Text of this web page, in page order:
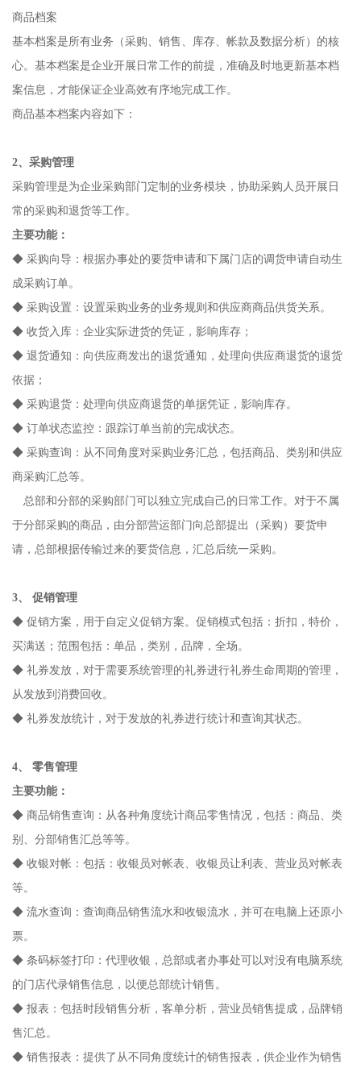
商品档案
基本档案是所有业务（采购、销售、库存、帐款及数据分析）的核
心。基本档案是企业开展日常工作的前提，准确及时地更新基本档
案信息，才能保证企业高效有序地完成工作。
商品基本档案内容如下：
2、 采购管理
采购管理是为企业采购部门定制的业务模块，协助采购人员开展日
常的采购和退货等工作。
主要功能：
◆ 采购向导：根据办事处的要货申请和下属门店的调货申请自动生
成采购订单。
◆ 采购设置：设置采购业务的业务规则和供应商商品供货关系。
◆ 收货入库：企业实际进货的凭证，影响库存；
◆ 退货通知：向供应商发出的退货通知，处理向供应商退货的退货
依据；
◆ 采购退货：处理向供应商退货的单据凭证，影响库存。
◆ 订单状态监控：跟踪订单当前的完成状态。
◆ 采购查询：从不同角度对采购业务汇总，包括商品、类别和供应
商采购汇总等。
总部和分部的采购部门可以独立完成自己的日常工作。对于不属
于分部采购的商品，由分部营运部门向总部提出（采购）要货申
请，总部根据传输过来的要货信息，汇总后统一采购。
3、 促销管理
◆ 促销方案，用于自定义促销方案。促销模式包括：折扣，特价，
买满送；范围包括：单品，类别，品牌，全场。
◆ 礼券发放，对于需要系统管理的礼券进行礼券生命周期的管理，
从发放到消费回收。
◆ 礼券发放统计，对于发放的礼券进行统计和查询其状态。
4、 零售管理
主要功能：
◆ 商品销售查询：从各种角度统计商品零售情况，包括：商品、类
别、分部销售汇总等等。
◆ 收银对帐：包括：收银员对帐表、收银员让利表、营业员对帐表
等。
◆ 流水查询：查询商品销售流水和收银流水，并可在电脑上还原小
票。
◆ 条码标签打印：代理收银，总部或者办事处可以对没有电脑系统
的门店代录销售信息，以便总部统计销售。
◆ 报表：包括时段销售分析，客单分析，营业员销售提成，品牌销
售汇总。
◆ 销售报表：提供了从不同角度统计的销售报表，供企业作为销售